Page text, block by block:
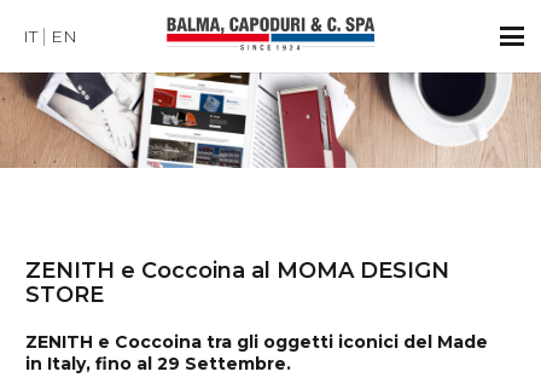
IT EN
ZENITH e Coccoina al MOMA DESIGN
STORE
ZENITH e Coccoina tra gli oggetti iconici del Made
in Italy, fino al 29 Settembre.